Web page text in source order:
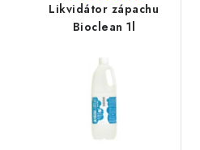
Likvidátor zápachu
Bioclean 1l